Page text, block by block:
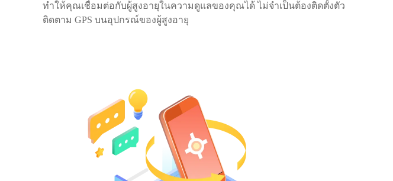
ทำให้คุณเชื่อมต่อกับผู้สูงอายุในความดูแลของคุณได้ ไม่จำเป็นต้องติดตั้งตัว
ติดตาม GPS บนอุปกรณ์ของผู้สูงอายุ